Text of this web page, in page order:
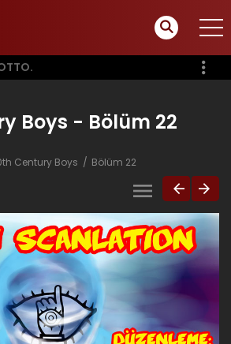
Boys - Bölüm 22
Century Boys Bölüm 22